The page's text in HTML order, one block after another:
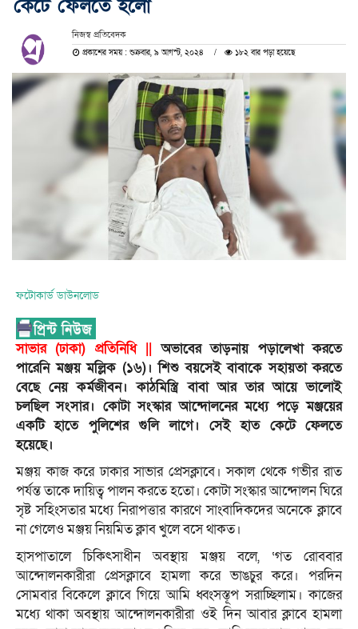
কেটে ফেলতে হলো
নিজস্ব প্রতিবেদক
প্রকাশের সময় : শুক্রবার, ৯ আগস্ট, ২০২৪ ১৮২ বার পড়া হয়েছে
ফটোকার্ড ডাউনলোড
সাভার (ঢাকা) প্রতিনিধি || অভাবের তাড়নায় পড়ালেখা করতে
পারেনি মঞ্জয় মল্লিক (১৬)। শিশু বয়সেই বাবাকে সহায়তা করতে
বেছে নেয় কর্মজীবন। কাঠমিস্ত্রি বাবা আর তার আয়ে ভালোই
চলছিল সংসার। কোটা সংস্কার আন্দোলনের মধ্যে পড়ে মঞ্জয়ের
একটি হাতে পুলিশের গুলি লাগে। সেই হাত কেটে ফেলতে
হয়েছে।
মঞ্জয় কাজ করে ঢাকার সাভার প্রেসক্লাবে। সকাল থেকে গভীর রাত
পর্যন্ত তাকে দায়িত্ব পালন করতে হতো। কোটা সংস্কার আন্দোলন ঘিরে
সৃষ্ট সহিংসতার মধ্যে নিরাপত্তার কারণে সাংবাদিকদের অনেকে ক্লাবে
না গেলেও মঞ্জয় নিয়মিত ক্লাব খুলে বসে থাকত।
হাসপাতালে চিকিৎসাধীন অবস্থায় মঞ্জয় বলে, ‘গত রোববার
আন্দোলনকারীরা প্রেসক্লাবে হামলা করে ভাঙচুর করে। পরদিন
সোমবার বিকেলে ক্লাবে গিয়ে আমি ধ্বংসস্তূপ সরাচ্ছিলাম। কাজের
মধ্যে থাকা অবস্থায় আন্দোলনকারীরা ওই দিন আবার ক্লাবে হামলা